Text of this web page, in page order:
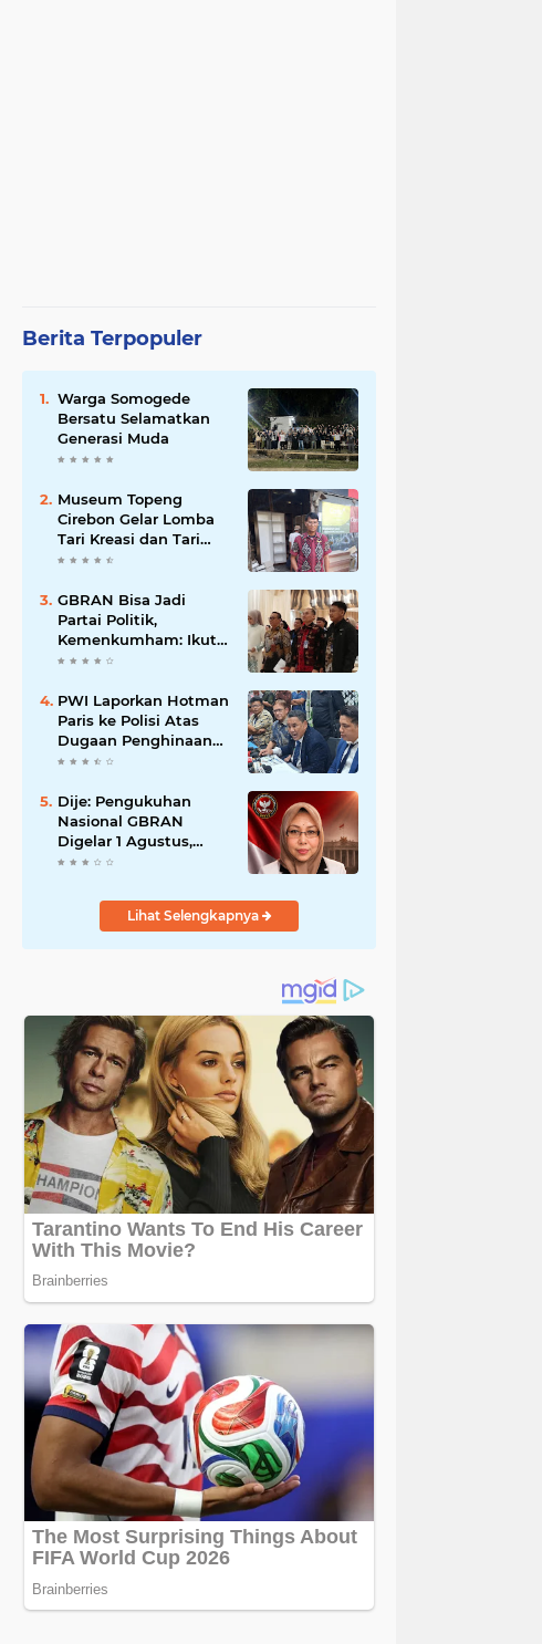
Berita Terpopuler
Warga Somogede
Bersatu Selamatkan
Generasi Muda
Museum Topeng
Cirebon Gelar Lomba
Tari Kreasi dan Tari
Topeng, Perebutkan
GBRAN Bisa Jadi
Partai Politik,
Kemenkumham: Ikuti
Mekanisme Undang-
PWI Laporkan Hotman
Paris ke Polisi Atas
Dugaan Penghinaan
Profesi Wartawan
Dije: Pengukuhan
Nasional GBRAN
Digelar 1 Agustus,
Diikuti 38 DPD dan
Lihat Selengkapnya